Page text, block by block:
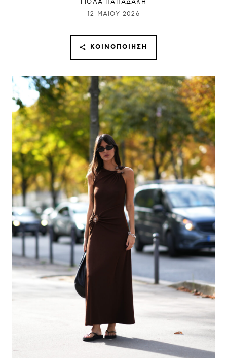
ΓΙΌΛΑ ΠΑΠΑΔΆΚΗ
12 ΜΑΪ́ΟΥ 2026
ΚΟΙΝΟΠΟΊΗΣΗ